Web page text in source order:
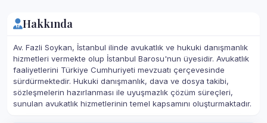
Hakkında
Av. Fazli Soykan, İstanbul ilinde avukatlık ve hukuki danışmanlık
hizmetleri vermekte olup İstanbul Barosu'nun üyesidir. Avukatlık
faaliyetlerini Türkiye Cumhuriyeti mevzuatı çerçevesinde
sürdürmektedir. Hukuki danışmanlık, dava ve dosya takibi,
sözleşmelerin hazırlanması ile uyuşmazlık çözüm süreçleri,
sunulan avukatlık hizmetlerinin temel kapsamını oluşturmaktadır.